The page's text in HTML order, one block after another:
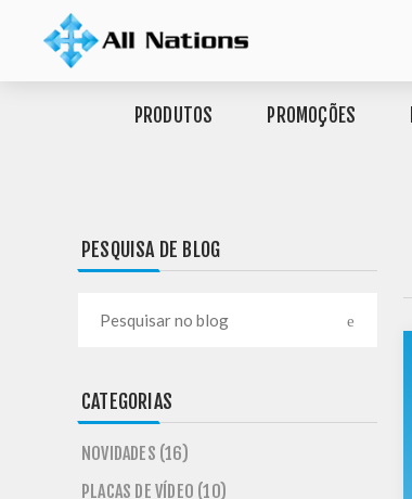
PRODUTOS PROMOÇÕES
PESQUISA DE BLOG
CATEGORIAS
NOVIDADES (16)
PLACAS DE VÍDEO (10)